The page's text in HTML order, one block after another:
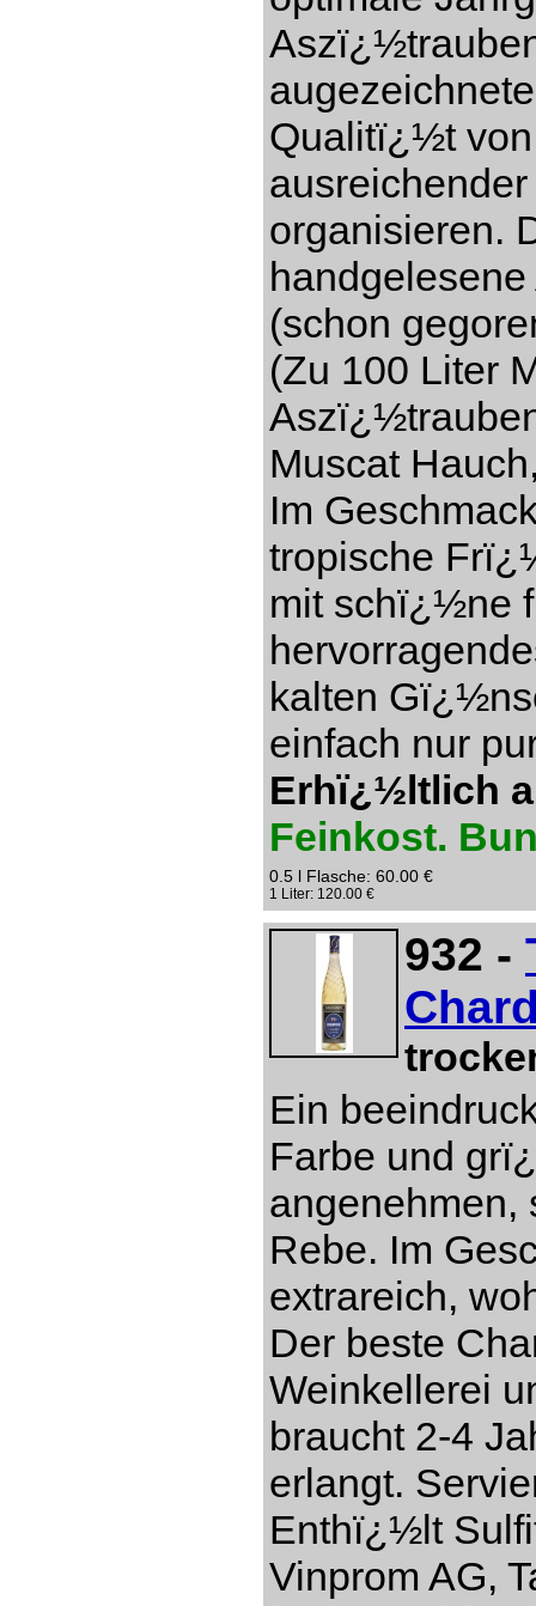
Qualitï¿½t
organisieren.
(schon
(Zu 100 Liter
Muscat
Im
tropische
mit schï¿½ne
kalten
einfach nur
Erhï¿½ltlich
Feinkost.
0.5 l Flasche: 60.00 €
1 Liter: 120.00 €
932 -
Ein
Farbe und
angenehmen,
Rebe. Im
extrareich,
Der beste
Weinkellerei
braucht 2-4
erlangt.
Enthï¿½lt
Vinprom AG,